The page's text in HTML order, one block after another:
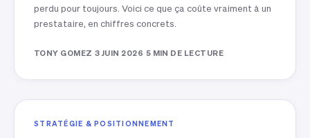
perdu pour toujours. Voici ce que ça coûte vraiment à un
prestataire, en chiffres concrets.
TONY GOMEZ ·3 JUIN 2026·5 MIN DE LECTURE
STRATÉGIE & POSITIONNEMENT